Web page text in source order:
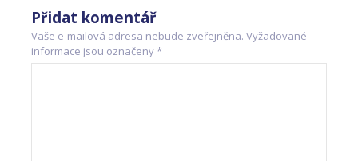
Přidat komentář
Vaše e-mailová adresa nebude zveřejněna. Vyžadované
informace jsou označeny*